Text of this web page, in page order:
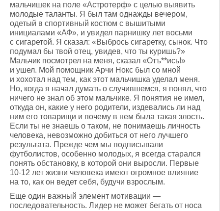
мальчишек на поле «Астротерф» с целью выявить
молодые таланты. Я был там однажды вечером,
одетый в спортивный костюм с вышитыми
инициалами «АФ», и увидел парнишку лет восьми
с сигаретой. Я сказал: «Выбрось сигаретку, сынок. Что
подумал бы твой отец, увидев, что ты куришь?»
Мальчик посмотрел на меня, сказал «Отъ**ись!»
и ушел. Мой помощник Арчи Нокс был со мной
и хохотал над тем, как этот мальчишка уделал меня.
Но, когда я начал думать о случившемся, я понял, что
ничего не знал об этом мальчике. Я понятия не имел,
откуда он, какие у него родители, издевались ли над
ним его товарищи и почему в нем была такая злость.
Если ты не знаешь о таком, не понимаешь личность
человека, невозможно добиться от него лучшего
результата. Прежде чем мы подписывали
футболистов, особенно молодых, я всегда старался
понять обстановку, в которой они выросли. Первые
10-12 лет жизни человека имеют огромное влияние
на то, как он ведет себя, будучи взрослым.
Еще один важный элемент мотивации —
последовательность. Лидер не может бегать от носа